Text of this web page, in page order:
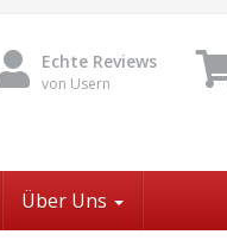
Echte Reviews
von Usern
Über Uns